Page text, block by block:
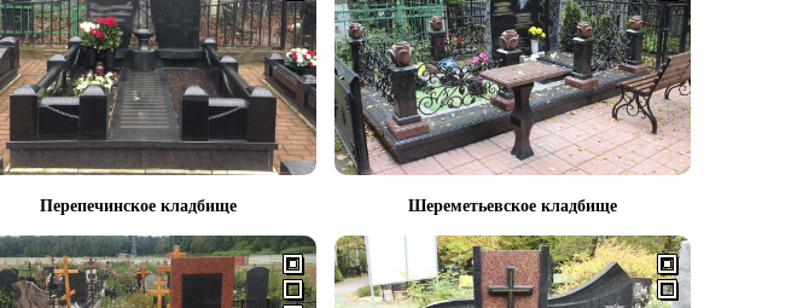
Перепечинское кладбище Шереметьевское кладбище